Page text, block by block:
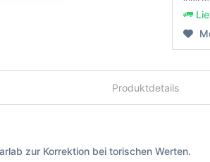
Produktdetails
zur Korrektion bei torischen Werten.